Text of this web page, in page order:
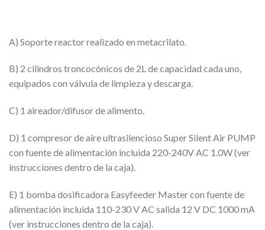
A) Soporte reactor realizado en metacrilato.
B) 2 cilindros troncocónicos de 2L de capacidad cada uno,
equipados con válvula de limpieza y descarga.
C) 1 aireador/difusor de alimento.
D) 1 compresor de aire ultrasilencioso Super Silent Air PUMP
con fuente de alimentación incluida 220-240V AC 1.0W (ver
instrucciones dentro de la caja).
E) 1 bomba dosificadora Easyfeeder Master con fuente de
alimentación incluida 110-230 V AC salida 12 V DC 1000 mA
(ver instrucciones dentro de la caja).